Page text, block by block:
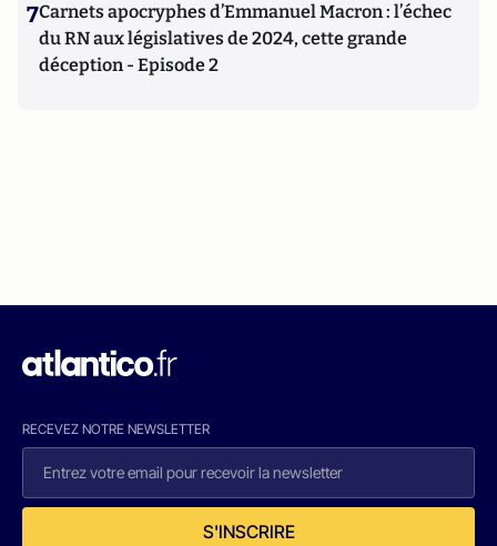
7Carnets apocryphes d’Emmanuel Macron : l’échec
du RN aux législatives de 2024, cette grande
déception - Episode 2
RECEVEZ NOTRE NEWSLETTER
S'INSCRIRE